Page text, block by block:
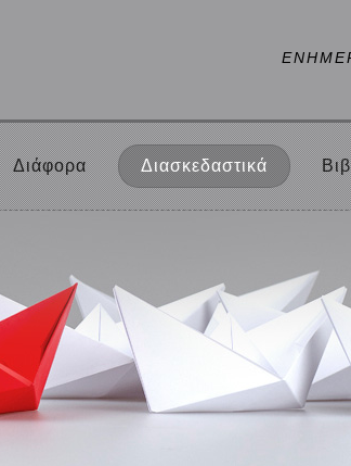
Διάφορα Διασκεδαστικά